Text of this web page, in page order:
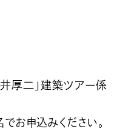
厚二」建築ツアー係
お申込みください。